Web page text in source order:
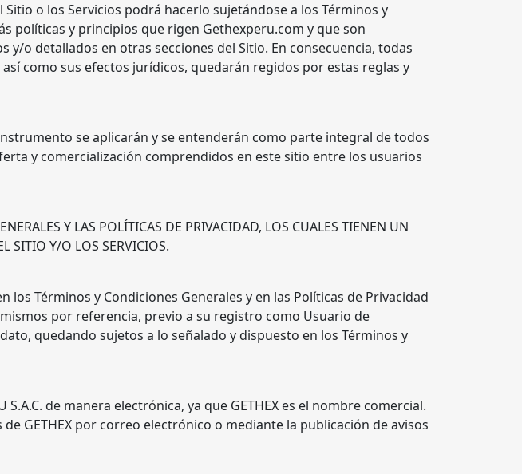
o los Servicios podrá hacerlo sujetándose a los Términos y
políticas y principios que rigen Gethexperu.com y que son
o detallados en otras secciones del Sitio. En consecuencia, todas
como sus efectos jurídicos, quedarán regidos por estas reglas y
se aplicarán y se entenderán como parte integral de todos
y comercialización comprendidos en este sitio entre los usuarios
Y LAS POLÍTICAS DE PRIVACIDAD, LOS CUALES TIENEN UN
SITIO Y/O LOS SERVICIOS.
Términos y Condiciones Generales y en las Políticas de Privacidad
por referencia, previo a su registro como Usuario de
quedando sujetos a lo señalado y dispuesto en los Términos y
de manera electrónica, ya que GETHEX es el nombre comercial.
GETHEX por correo electrónico o mediante la publicación de avisos